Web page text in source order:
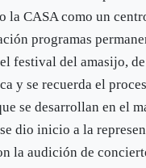
la CASA como un
programas
festival del amasijo,
y se recuerda el
se desarrollan en el
dio inicio a la
la audición de